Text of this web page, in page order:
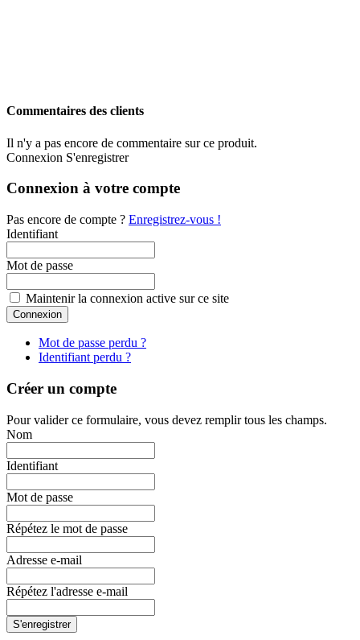
Commentaires des clients
Il n'y a pas encore de commentaire sur ce produit.
Connexion S'enregistrer
Connexion à votre compte
Pas encore de compte ? Enregistrez-vous !
Identifiant
Mot de passe
Maintenir la connexion active sur ce site
Mot de passe perdu ?
Identifiant perdu ?
Créer un compte
Pour valider ce formulaire, vous devez remplir tous les champs.
Nom
Identifiant
Mot de passe
Répétez le mot de passe
Adresse e-mail
Répétez l'adresse e-mail
S'enregistrer